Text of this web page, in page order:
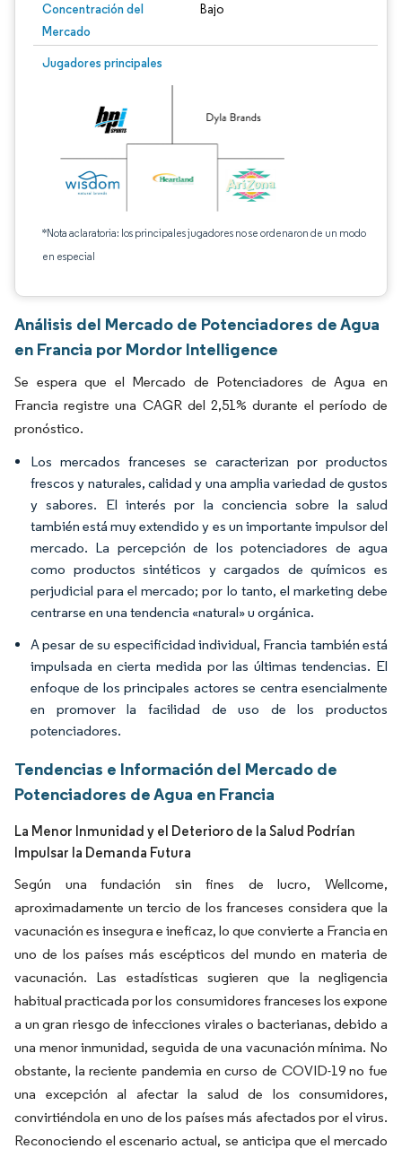
Concentración del
Mercado
Bajo
Jugadores principales
*Nota aclaratoria: los principales jugadores no se ordenaron de un modo
en especial
Análisis del Mercado de Potenciadores de Agua
en Francia por Mordor Intelligence
Se espera que el Mercado de Potenciadores de Agua en
Francia registre una CAGR del 2,51% durante el período de
pronóstico.
Los mercados franceses se caracterizan por productos
frescos y naturales, calidad y una amplia variedad de gustos
y sabores. El interés por la conciencia sobre la salud
también está muy extendido y es un importante impulsor del
mercado. La percepción de los potenciadores de agua
como productos sintéticos y cargados de químicos es
perjudicial para el mercado; por lo tanto, el marketing debe
centrarse en una tendencia «natural» u orgánica.
A pesar de su especificidad individual, Francia también está
impulsada en cierta medida por las últimas tendencias. El
enfoque de los principales actores se centra esencialmente
en promover la facilidad de uso de los productos
potenciadores.
Tendencias e Información del Mercado de
Potenciadores de Agua en Francia
La Menor Inmunidad y el Deterioro de la Salud Podrían
Impulsar la Demanda Futura
Según una fundación sin fines de lucro, Wellcome,
aproximadamente un tercio de los franceses considera que la
vacunación es insegura e ineficaz, lo que convierte a Francia en
uno de los países más escépticos del mundo en materia de
vacunación. Las estadísticas sugieren que la negligencia
habitual practicada por los consumidores franceses los expone
a un gran riesgo de infecciones virales o bacterianas, debido a
una menor inmunidad, seguida de una vacunación mínima. No
obstante, la reciente pandemia en curso de COVID-19 no fue
una excepción al afectar la salud de los consumidores,
convirtiéndola en uno de los países más afectados por el virus.
Reconociendo el escenario actual, se anticipa que el mercado